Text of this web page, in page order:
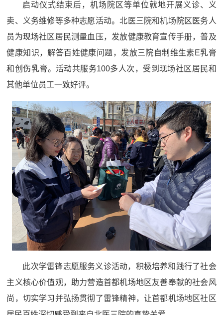
启动仪式结束后，机场院区等单位就地开展义诊、义
卖、义务维修等多种志愿活动。北医三院和机场院区医务人
员为现场社区居民测量血压，发放健康教育宣传手册，普及
健康知识，解答百姓健康问题，发放三院自制维生素E乳膏
和创伤乳膏。活动共服务100多人次，受到现场社区居民和
其他单位员工一致好评。
此次学雷锋志愿服务义诊活动，积极培养和践行了社会
主义核心价值观，助力营造首都机场地区友善奉献的社会风
尚，切实学习并弘扬贯彻了雷锋精神，让首都机场地区社区